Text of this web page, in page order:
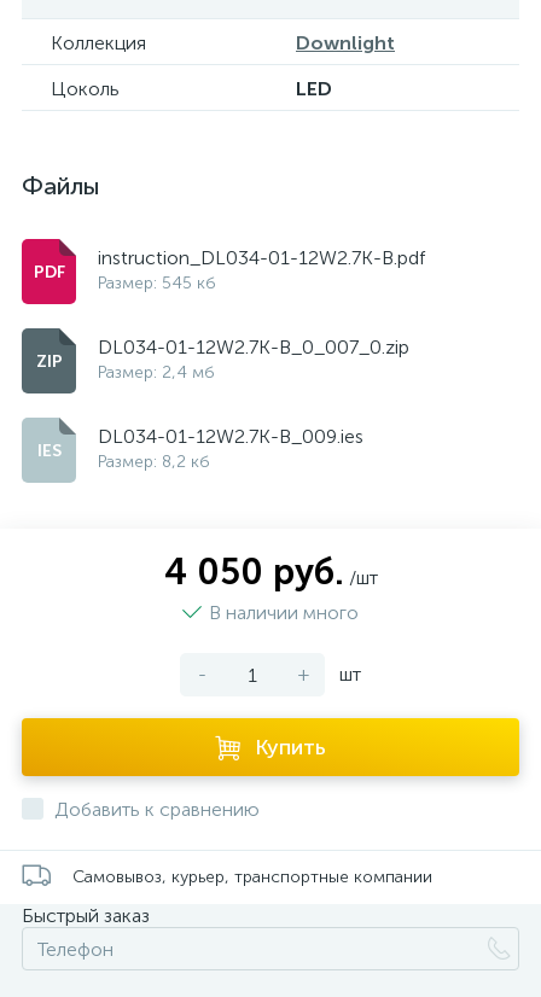
Коллекция
Downlight
Цоколь
LED
Файлы
instruction_DL034-01-12W2.7K-B.pdf
Размер: 545 кб
DL034-01-12W2.7K-B_0_007_0.zip
Размер: 2,4 мб
DL034-01-12W2.7K-B_009.ies
Размер: 8,2 кб
4 050 руб. /шт
В наличии много
- + шт
Купить
Добавить к сравнению
Самовывоз, курьер, транспортные компании
Быстрый заказ